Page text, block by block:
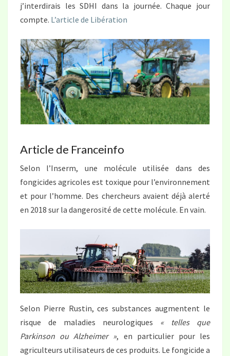
j’interdirais les SDHI dans la journée. Chaque jour
compte. L’article de Libération
Article de Franceinfo
Selon l’Inserm, une molécule utilisée dans des
fongicides agricoles est toxique pour l’environnement
et pour l’homme. Des chercheurs avaient déjà alerté
en 2018 sur la dangerosité de cette molécule. En vain.
Selon Pierre Rustin, ces substances augmentent le
risque de maladies neurologiques « telles que
Parkinson ou Alzheimer », en particulier pour les
agriculteurs utilisateurs de ces produits. Le fongicide a